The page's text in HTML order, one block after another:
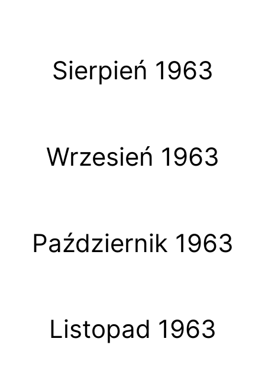
Sierpień 1963
Wrzesień 1963
Październik 1963
Listopad 1963